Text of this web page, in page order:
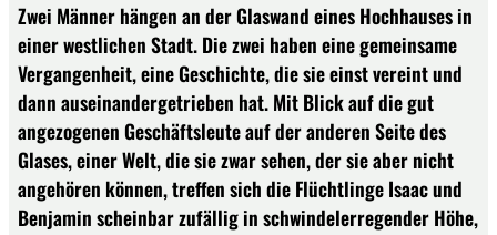
Zwei Männer hängen an der Glaswand eines Hochhauses in
einer westlichen Stadt. Die zwei haben eine gemeinsame
Vergangenheit, eine Geschichte, die sie einst vereint und
dann auseinandergetrieben hat. Mit Blick auf die gut
angezogenen Geschäftsleute auf der anderen Seite des
Glases, einer Welt, die sie zwar sehen, der sie aber nicht
angehören können, treffen sich die Flüchtlinge Isaac und
Benjamin scheinbar zufällig in schwindelerregender Höhe,